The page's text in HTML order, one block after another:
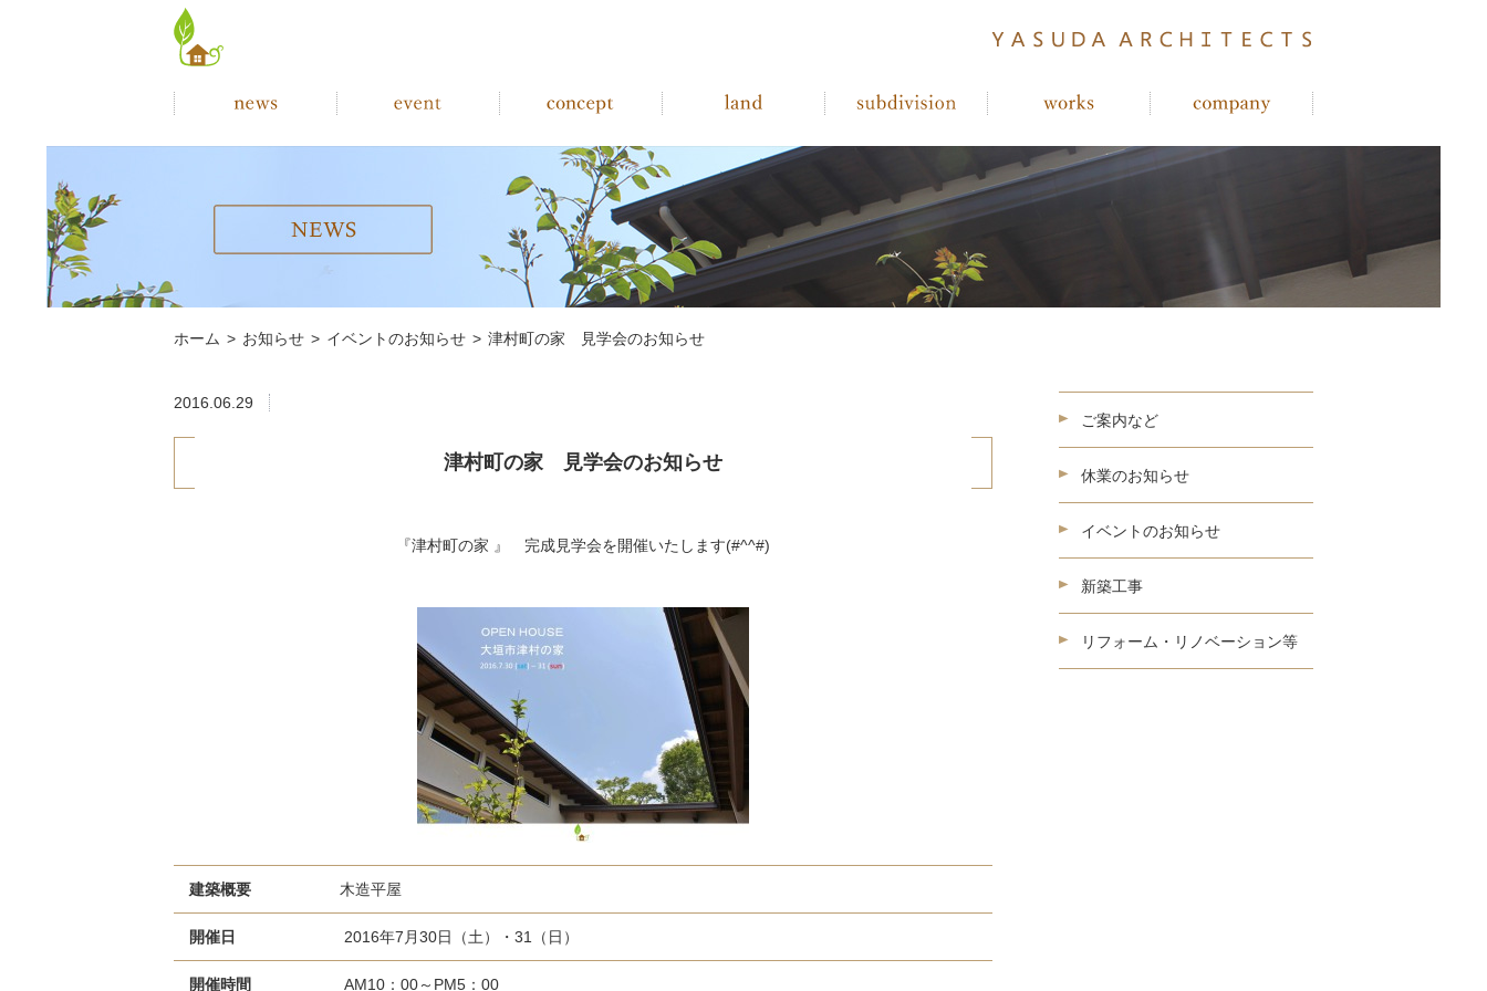
ホーム > お知らせ > イベントのお知らせ > 津村町の家 見学会のお知らせ
2016.06.29
津村町の家 見学会のお知らせ
『津村町の家 』 完成見学会を開催いたします(#^^#)
建築概要 木造平屋
開催日 2016年7月30日（土）・31（日）
開催時間 AM10：00～PM5：00
ご案内など
休業のお知らせ
イベントのお知らせ
新築工事
リフォーム・リノベーション等